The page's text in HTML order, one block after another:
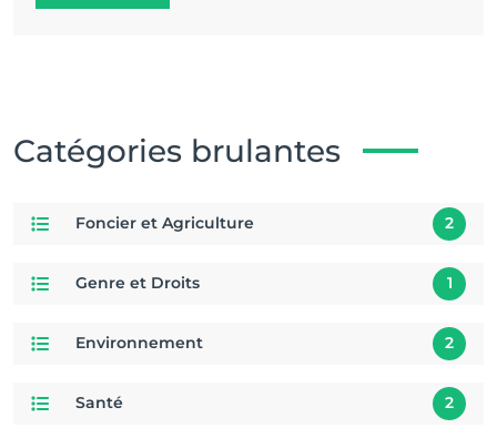
Catégories brulantes
Foncier et Agriculture 2
Genre et Droits 1
Environnement 2
Santé 2